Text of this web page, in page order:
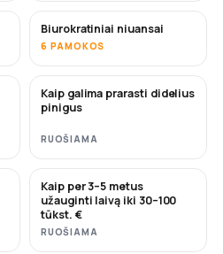
Biurokratiniai niuansai
6 PAMOKOS
NETRUKUS
Kaip galima prarasti didelius
pinigus
RUOŠIAMA
NAUJA
Kaip per 3–5 metus
užauginti laivą iki 30–100
tūkst. €
RUOŠIAMA